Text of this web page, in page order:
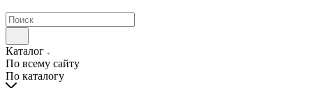
Каталог
По всему сайту
По каталогу